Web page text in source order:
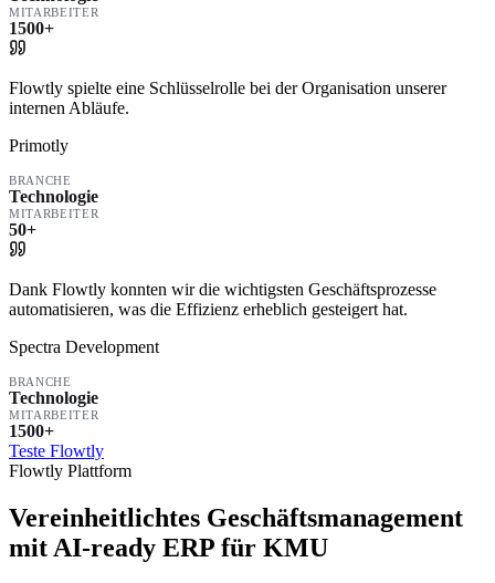
MITARBEITER
1500+
Flowtly spielte eine Schlüsselrolle bei der Organisation unserer
internen Abläufe.
Primotly
BRANCHE
Technologie
MITARBEITER
50+
Dank Flowtly konnten wir die wichtigsten Geschäftsprozesse
automatisieren, was die Effizienz erheblich gesteigert hat.
Spectra Development
BRANCHE
Technologie
MITARBEITER
1500+
Teste Flowtly
Flowtly Plattform
Vereinheitlichtes Geschäftsmanagement
mit AI-ready ERP für KMU